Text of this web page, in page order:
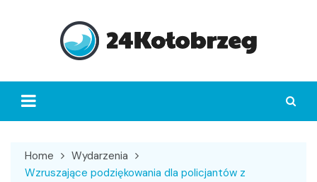
Home
Wydarzenia
Wzruszające podziękowania dla policjantów z